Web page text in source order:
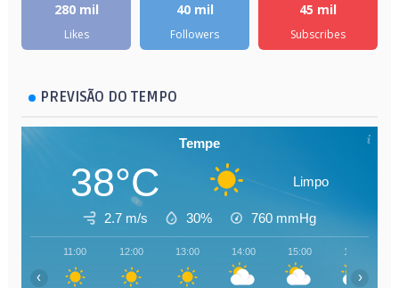
280 mil
Likes
40 mil
Followers
45 mil
Subscribes
PREVISÃO DO TEMPO
Tempe
38°C Limpo
2.7 m/s 30% 760 mmHg
11:00 12:00 13:00 14:00 15:00 16:00
‹ ›